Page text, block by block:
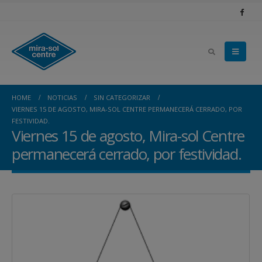
HOME NOTICIAS
SIN CATEGORIZAR
VIERNES 15 DE AGOSTO, MIRA-SOL CENTRE PERMANECERÁ CERRADO, POR
FESTIVIDAD.
Viernes 15 de agosto, Mira-sol Centre
permanecerá cerrado, por festividad.